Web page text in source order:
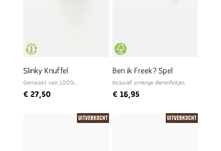
Slinky Knuffel
Gemaakt van 100%
€ 27,50
Ben ik Freek? Spel
Inclusief smerige dierenfeitjes
€16,95
Uitverkocht Uitverkocht